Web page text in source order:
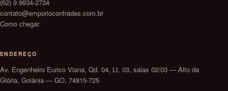
(62) 9 9934-2734
contato@emporioconfrades.com.br
Como chegar
ENDEREÇO
Av. Engenheiro Eurico Viana, Qd. 04, Lt. 03, salas 02/03 — Alto da
Glória, Goiânia — GO, 74815-725